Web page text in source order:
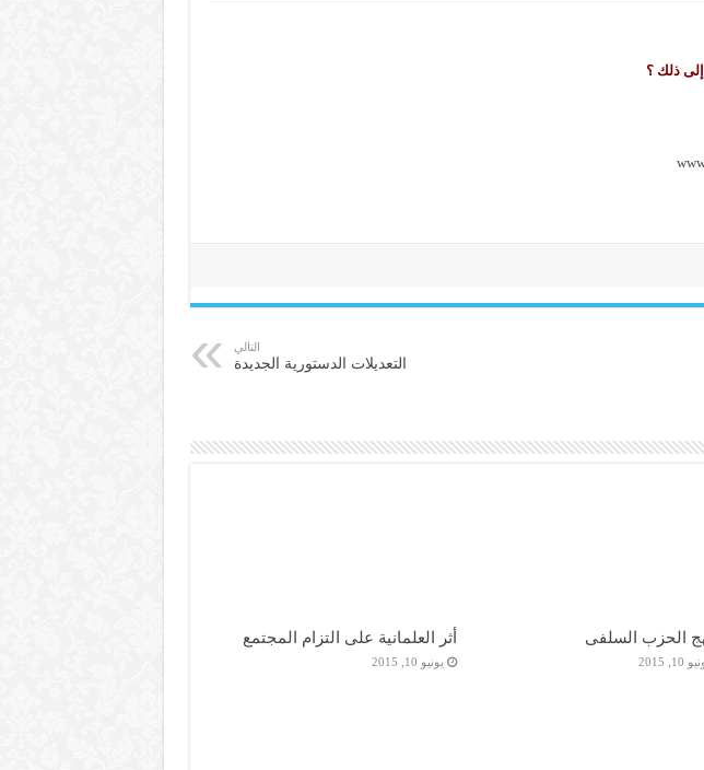
ذلك ؟
التالي
التعديلات الدستورية الجديدة
الحزب السلفى
10, 2015
أثر العلمانية على التزام المجتمع
يونيو 10, 2015